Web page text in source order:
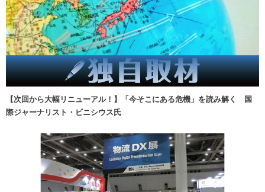
【次回から大幅リニューアル！】「今そこにある危機」を読み解く 国
際ジャーナリスト・ビニシウス氏